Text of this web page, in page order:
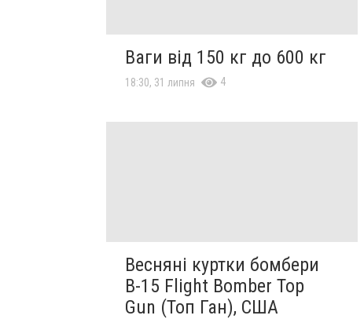
Ваги від 150 кг до 600 кг
18:30, 31 липня 4
Весняні куртки бомбери
B-15 Flight Bomber Top
Gun (Топ Ган), США